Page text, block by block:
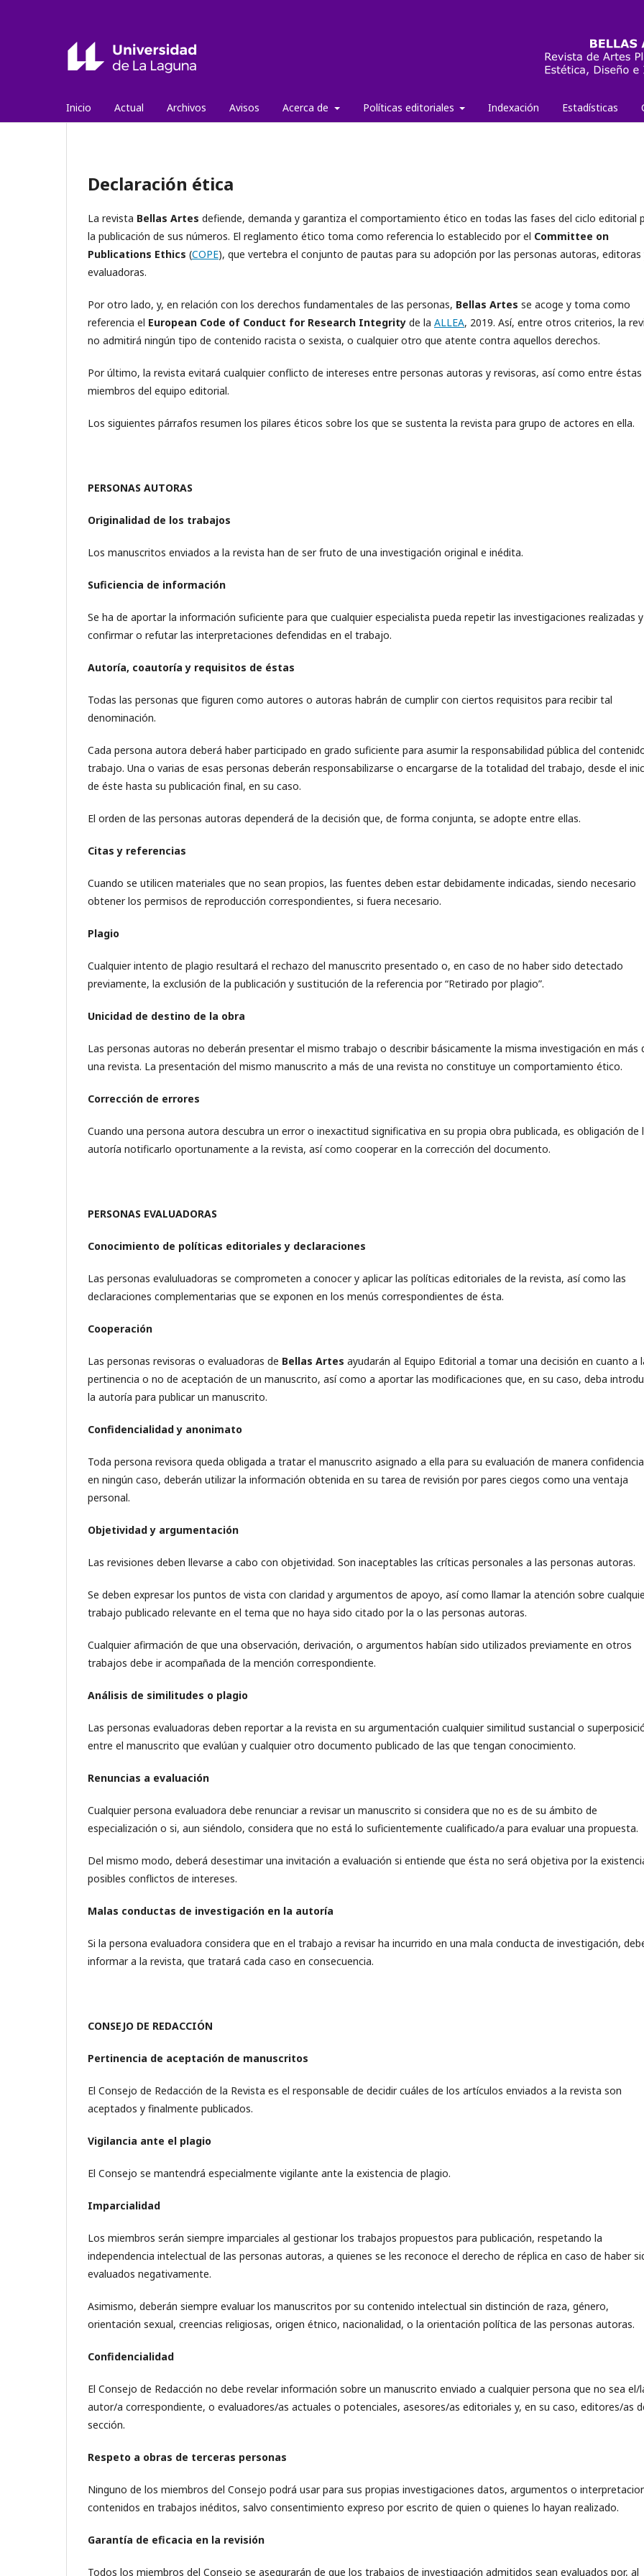
Inicio Actual Archivos Avisos Acerca de Políticas editoriales Indexación Estadísticas
Declaración ética
La revista Bellas Artes defiende, demanda y garantiza el comportamiento ético en todas las fases del ciclo editorial
la publicación de sus números. El reglamento ético toma como referencia lo establecido por el Committee on
Publications Ethics (COPE), que vertebra el conjunto de pautas para su adopción por las personas autoras, editoras
evaluadoras.
Por otro lado, y, en relación con los derechos fundamentales de las personas, Bellas Artes se acoge y toma como
referencia el European Code of Conduct for Research Integrity de la ALLEA, 2019. Así, entre otros criterios, la
no admitirá ningún tipo de contenido racista o sexista, o cualquier otro que atente contra aquellos derechos.
Por último, la revista evitará cualquier conflicto de intereses entre personas autoras y revisoras, así como entre éstas
miembros del equipo editorial.
Los siguientes párrafos resumen los pilares éticos sobre los que se sustenta la revista para grupo de actores en ella.
PERSONAS AUTORAS
Originalidad de los trabajos
Los manuscritos enviados a la revista han de ser fruto de una investigación original e inédita.
Suficiencia de información
Se ha de aportar la información suficiente para que cualquier especialista pueda repetir las investigaciones realizadas y
confirmar o refutar las interpretaciones defendidas en el trabajo.
Autoría, coautoría y requisitos de éstas
Todas las personas que figuren como autores o autoras habrán de cumplir con ciertos requisitos para recibir tal
denominación.
Cada persona autora deberá haber participado en grado suficiente para asumir la responsabilidad pública del
trabajo. Una o varias de esas personas deberán responsabilizarse o encargarse de la totalidad del trabajo, desde el
de éste hasta su publicación final, en su caso.
El orden de las personas autoras dependerá de la decisión que, de forma conjunta, se adopte entre ellas.
Citas y referencias
Cuando se utilicen materiales que no sean propios, las fuentes deben estar debidamente indicadas, siendo necesario
obtener los permisos de reproducción correspondientes, si fuera necesario.
Plagio
Cualquier intento de plagio resultará el rechazo del manuscrito presentado o, en caso de no haber sido detectado
previamente, la exclusión de la publicación y sustitución de la referencia por “Retirado por plagio”.
Unicidad de destino de la obra
Las personas autoras no deberán presentar el mismo trabajo o describir básicamente la misma investigación en más
una revista. La presentación del mismo manuscrito a más de una revista no constituye un comportamiento ético.
Corrección de errores
Cuando una persona autora descubra un error o inexactitud significativa en su propia obra publicada, es obligación de
autoría notificarlo oportunamente a la revista, así como cooperar en la corrección del documento.
PERSONAS EVALUADORAS
Conocimiento de políticas editoriales y declaraciones
Las personas evaluluadoras se comprometen a conocer y aplicar las políticas editoriales de la revista, así como las
declaraciones complementarias que se exponen en los menús correspondientes de ésta.
Cooperación
Las personas revisoras o evaluadoras de Bellas Artes ayudarán al Equipo Editorial a tomar una decisión en cuanto a
pertinencia o no de aceptación de un manuscrito, así como a aportar las modificaciones que, en su caso, deba
la autoría para publicar un manuscrito.
Confidencialidad y anonimato
Toda persona revisora queda obligada a tratar el manuscrito asignado a ella para su evaluación de manera
en ningún caso, deberán utilizar la información obtenida en su tarea de revisión por pares ciegos como una ventaja
personal.
Objetividad y argumentación
Las revisiones deben llevarse a cabo con objetividad. Son inaceptables las críticas personales a las personas autoras.
Se deben expresar los puntos de vista con claridad y argumentos de apoyo, así como llamar la atención sobre
trabajo publicado relevante en el tema que no haya sido citado por la o las personas autoras.
Cualquier afirmación de que una observación, derivación, o argumentos habían sido utilizados previamente en otros
trabajos debe ir acompañada de la mención correspondiente.
Análisis de similitudes o plagio
Las personas evaluadoras deben reportar a la revista en su argumentación cualquier similitud sustancial o
entre el manuscrito que evalúan y cualquier otro documento publicado de las que tengan conocimiento.
Renuncias a evaluación
Cualquier persona evaluadora debe renunciar a revisar un manuscrito si considera que no es de su ámbito de
especialización o si, aun siéndolo, considera que no está lo suficientemente cualificado/a para evaluar una propuesta.
Del mismo modo, deberá desestimar una invitación a evaluación si entiende que ésta no será objetiva por la
posibles conflictos de intereses.
Malas conductas de investigación en la autoría
Si la persona evaluadora considera que en el trabajo a revisar ha incurrido en una mala conducta de investigación,
informar a la revista, que tratará cada caso en consecuencia.
CONSEJO DE REDACCIÓN
Pertinencia de aceptación de manuscritos
El Consejo de Redacción de la Revista es el responsable de decidir cuáles de los artículos enviados a la revista son
aceptados y finalmente publicados.
Vigilancia ante el plagio
El Consejo se mantendrá especialmente vigilante ante la existencia de plagio.
Imparcialidad
Los miembros serán siempre imparciales al gestionar los trabajos propuestos para publicación, respetando la
independencia intelectual de las personas autoras, a quienes se les reconoce el derecho de réplica en caso de haber
evaluados negativamente.
Asimismo, deberán siempre evaluar los manuscritos por su contenido intelectual sin distinción de raza, género,
orientación sexual, creencias religiosas, origen étnico, nacionalidad, o la orientación política de las personas autoras.
Confidencialidad
El Consejo de Redacción no debe revelar información sobre un manuscrito enviado a cualquier persona que no sea el/
autor/a correspondiente, o evaluadores/as actuales o potenciales, asesores/as editoriales y, en su caso, editores/as
sección.
Respeto a obras de terceras personas
Ninguno de los miembros del Consejo podrá usar para sus propias investigaciones datos, argumentos o
contenidos en trabajos inéditos, salvo consentimiento expreso por escrito de quien o quienes lo hayan realizado.
Garantía de eficacia en la revisión
Todos los miembros del Consejo se asegurarán de que los trabajos de investigación admitidos sean evaluados por, al